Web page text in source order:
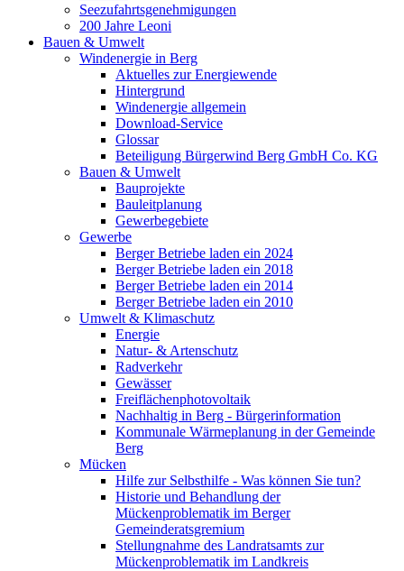
Seezufahrtsgenehmigungen
200 Jahre Leoni
Bauen & Umwelt
Windenergie in Berg
Aktuelles zur Energiewende
Hintergrund
Windenergie allgemein
Download-Service
Glossar
Beteiligung Bürgerwind Berg GmbH Co. KG
Bauen & Umwelt
Bauprojekte
Bauleitplanung
Gewerbegebiete
Gewerbe
Berger Betriebe laden ein 2024
Berger Betriebe laden ein 2018
Berger Betriebe laden ein 2014
Berger Betriebe laden ein 2010
Umwelt & Klimaschutz
Energie
Natur- & Artenschutz
Radverkehr
Gewässer
Freiflächenphotovoltaik
Nachhaltig in Berg - Bürgerinformation
Kommunale Wärmeplanung in der Gemeinde
Berg
Mücken
Hilfe zur Selbsthilfe - Was können Sie tun?
Historie und Behandlung der
Mückenproblematik im Berger
Gemeinderatsgremium
Stellungnahme des Landratsamts zur
Mückenproblematik im Landkreis